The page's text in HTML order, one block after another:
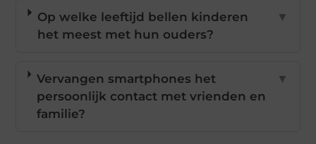
Op welke leeftijd bellen kinderen
het meest met hun ouders?
▼
Vervangen smartphones het
persoonlijk contact met vrienden en
familie?
▼